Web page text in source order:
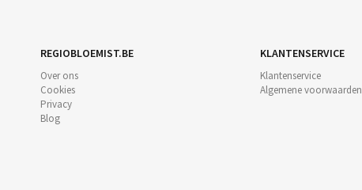
REGIOBLOEMIST.BE
Over ons
Cookies
Privacy
Blog
KLANTENSERVICE
Klantenservice
Algemene voorwaarden